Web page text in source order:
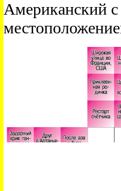
Американский